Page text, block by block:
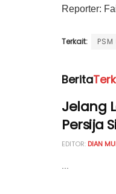
Reporter:
Terkait:
Berita
Jelang
Persija
EDITOR: DIAN